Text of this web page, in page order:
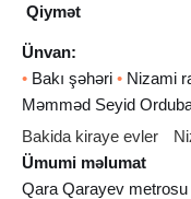
Qiymət
Ünvan:
• Bakı şəhəri • Nizami
Məmməd Seyid
Bakida kiraye evler
Ümumi məlumat
Qara Qarayev metrosu